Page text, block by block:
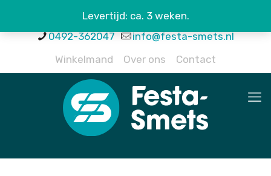
0492-362047
info@festa-smets.nl
Winkelmand
Over ons Contact
Levertijd: ca. 3 weken.